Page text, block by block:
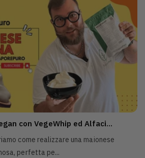
con VegeWhip ed Alfaci...
come realizzare una maionese
perfetta pe...